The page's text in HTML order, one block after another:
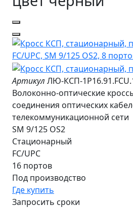
Артикул ЛЮ-КСП-
Волоконно-оптические
соединения оптических
телекоммуникационной сети
SM 9/125 OS2
Стационарный
FC/UPC
16 портов
Под производство
Где купить
Запросить сроки